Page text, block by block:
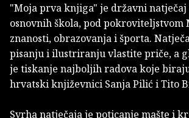
"Moja prva knjiga" je državni natječaj
osnovnih škola, pod pokroviteljstvom
znanosti, obrazovanja i športa.
pisanju i ilustriranju vlastite priče, a
je tiskanje najboljih radova koje
hrvatski književnici Sanja Pilić i Tito
Svrha natječaja je poticanje mašte i